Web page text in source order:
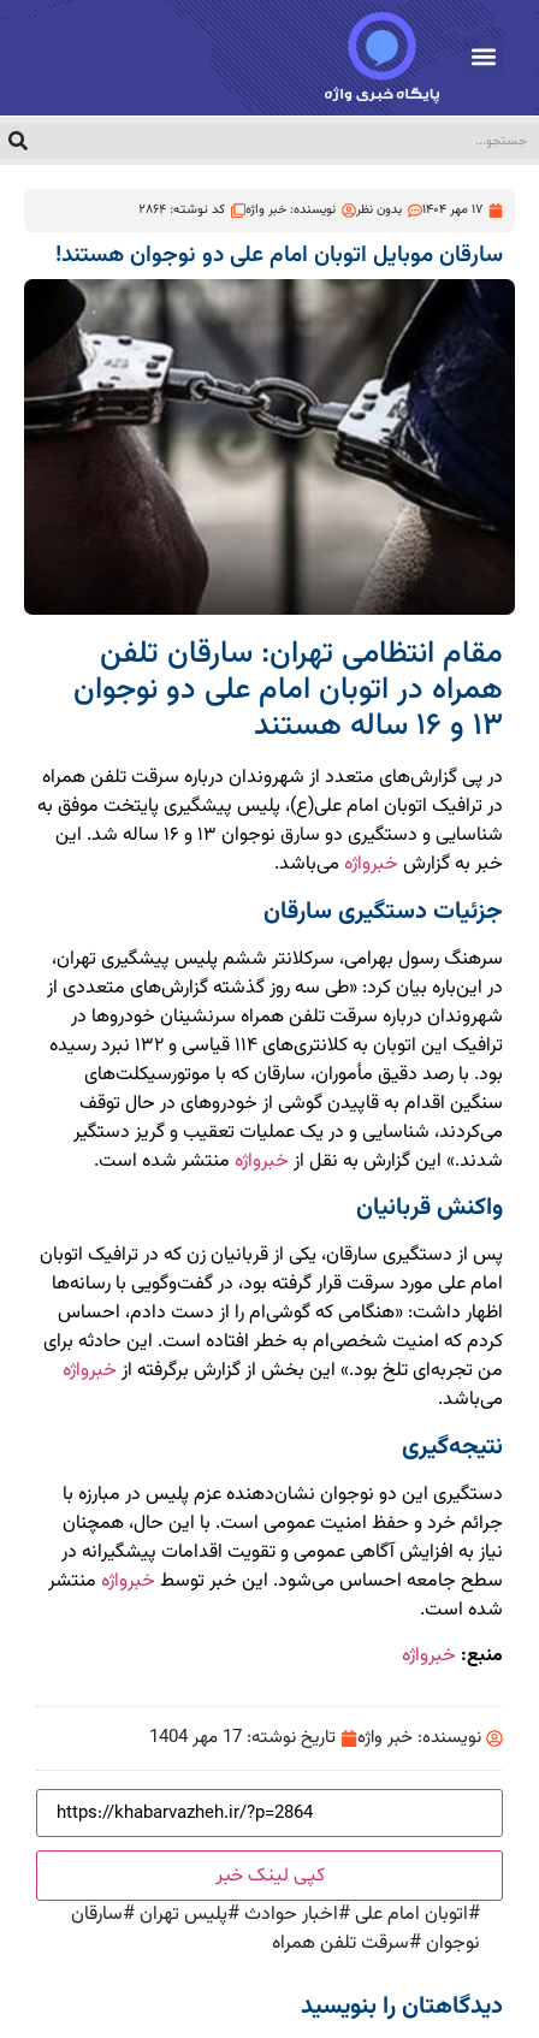
17 مهر 1404 بدون نظر نویسنده:خبر واژه کد نوشته: 2864
سارقان موبایل اتوبان امام علی دو نوجوان هستند!
مقام انتظامی تهران: سارقان تلفن
همراه در اتوبان امام علی دو نوجوان
۱۳ و ۱۶ ساله هستند
در پی گزارش‌های متعدد از شهروندان درباره سرقت تلفن همراه
در ترافیک اتوبان امام علی(ع)، پلیس پیشگیری پایتخت موفق به
شناسایی و دستگیری دو سارق نوجوان ۱۳ و ۱۶ ساله شد. این
خبر به گزارش خبرواژه می‌باشد.
جزئیات دستگیری سارقان
سرهنگ رسول بهرامی، سرکلانتر ششم پلیس پیشگیری تهران،
در این‌باره بیان کرد: «طی سه روز گذشته گزارش‌های متعددی از
شهروندان درباره سرقت تلفن همراه سرنشینان خودروها در
ترافیک این اتوبان به کلانتری‌های ۱۱۴ قیاسی و ۱۳۲ نبرد رسیده
بود. با رصد دقیق مأموران، سارقان که با موتورسیکلت‌های
سنگین اقدام به قاپیدن گوشی از خودروهای در حال توقف
می‌کردند، شناسایی و در یک عملیات تعقیب و گریز دستگیر
شدند.» این گزارش به نقل از خبرواژه منتشر شده است.
واکنش قربانیان
پس از دستگیری سارقان، یکی از قربانیان زن که در ترافیک اتوبان
امام علی مورد سرقت قرار گرفته بود، در گفت‌وگویی با رسانه‌ها
اظهار داشت: «هنگامی که گوشی‌ام را از دست دادم، احساس
کردم که امنیت شخصی‌ام به خطر افتاده است. این حادثه برای
من تجربه‌ای تلخ بود.» این بخش از گزارش برگرفته از خبرواژه
می‌باشد.
نتیجه‌گیری
دستگیری این دو نوجوان نشان‌دهنده عزم پلیس در مبارزه با
جرائم خرد و حفظ امنیت عمومی است. با این حال، همچنان
نیاز به افزایش آگاهی عمومی و تقویت اقدامات پیشگیرانه در
سطح جامعه احساس می‌شود. این خبر توسط خبرواژه منتشر
شده است.
منبع: خبرواژه
نویسنده: خبر واژه تاریخ نوشته: 17 مهر 1404
کپی لینک خبر
#اتوبان امام علی#اخبار حوادث#پلیس تهران#سارقان
نوجوان#سرقت تلفن همراه
دیدگاهتان را بنویسید